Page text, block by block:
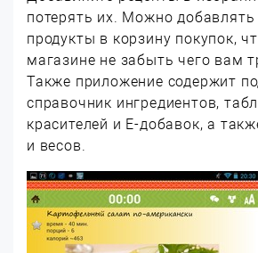
потерять их. Можно
продукты в корзину покупок,
магазине не забыть чего вам
Также приложение содержит
справочник ингредиентов,
красителей и E-добавок, а
и весов.